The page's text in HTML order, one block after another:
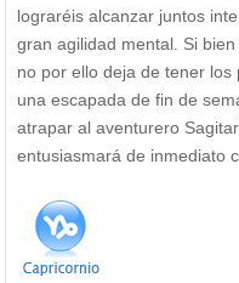
lograréis alcanzar juntos
gran agilidad mental. Si
no por ello deja de tener
una escapada de fin de
atrapar al aventurero
entusiasmará de inmediato